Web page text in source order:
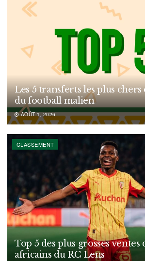
Les 5 transferts les plus chers
du football malien
AOÛT 1, 2026
CLASSEMENT
Top 5 des plus grosses ventes
africains du RC Lens